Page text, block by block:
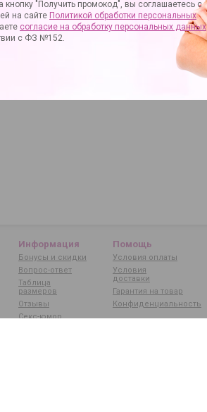
Информация
Бонусы и скидки
Вопрос-ответ
Таблица
размеров
Отзывы
Секс-юмор
Помощь
Условия оплаты
Условия
доставки
Гарантия на товар
Конфиденциальность
кнопку "Получить промокод", вы соглашаетесь с
на сайте Политикой обработки персональных
согласие на обработку персональных данных
с ФЗ №152.